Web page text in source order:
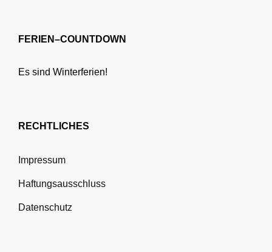
FERIEN–COUNTDOWN
Es sind Winterferien!
RECHTLICHES
Impressum
Haftungsausschluss
Datenschutz